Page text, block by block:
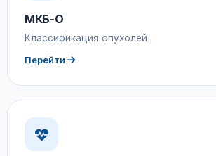
МКБ-О
Классификация опухолей
Перейти